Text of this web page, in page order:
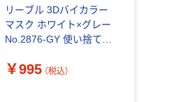
リーブル 3Dバイカラー
マスク ホワイト×グレー
No.2876-GY 使い捨て
箱（50枚入）
￥995 （税込）